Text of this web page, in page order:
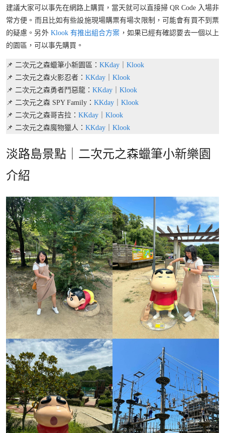
建議大家可以事先在網路上購買，當天就可以直接掃 QR Code 入場非
常方便。而且比如有些設施現場購票有場次限制，可能會有買不到票
的疑慮。另外 Klook 有推出組合方案 ，如果已經有確認要去一個以上
的園區，可以事先購買。
📌 二次元之森蠟筆小新園區： KKday
Klook
📌 二次元之森火影忍者： KKday
Klook
📌 二次元之森勇者鬥惡龍： KKday
Klook
📌 二次元之森 SPY Family： KKday
Klook
📌 二次元之森哥吉拉： KKday
Klook
📌 二次元之森魔物獵人： KKday Klook
淡路島景點｜二次元之森蠟筆小新樂園
介紹